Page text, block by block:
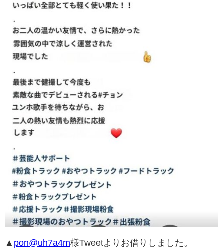
▲ pon@uh7a4m様Tweetよりお借りしました。